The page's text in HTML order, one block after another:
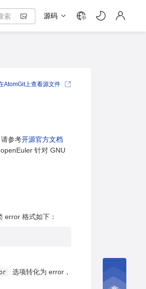
源码 中
参考开源官方文档
针对 GNU
error 格式如下：
选项转化为 error，
AtomGit上查看源文件